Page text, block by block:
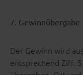
7. Gewinnübergabe
Der Gewinn wird
entsprechend Ziff.